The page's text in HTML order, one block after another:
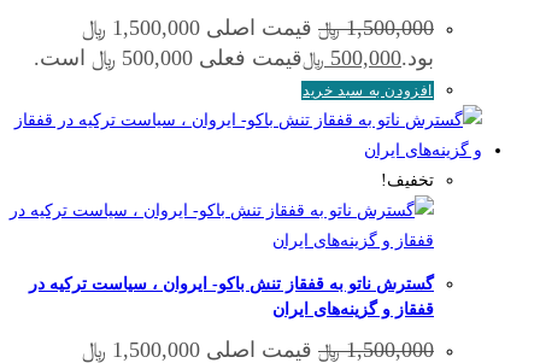
1,500,000 ﷼
قیمت اصلی 1,500,000 ﷼
بود.500,000 ﷼قیمت فعلی 500,000 ﷼ است.
افزودن به سبد خرید
تخفیف!
گسترش ناتو به قفقاز تنش باکو- ایروان ، سیاست ترکیه در
قفقاز و گزینه‌های ایران
1,500,000 ﷼ قیمت اصلی 1,500,000 ﷼